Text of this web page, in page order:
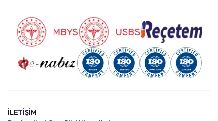
İLETİŞİM